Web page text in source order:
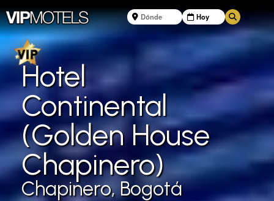
Hotel
Continental
(Golden House
Chapinero)
Chapinero, Bogotá